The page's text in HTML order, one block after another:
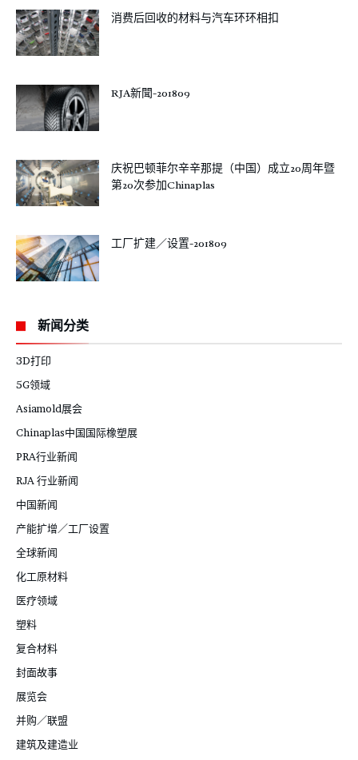
消费后回收的材料与汽车环环相扣
RJA新聞-201809
庆祝巴顿菲尔辛辛那提（中国）成立20周年暨
第20次参加Chinaplas
工厂扩建／设置-201809
新闻分类
3D打印
5G领域
Asiamold展会
Chinaplas中国国际橡塑展
PRA行业新闻
RJA 行业新闻
中国新闻
产能扩增／工厂设置
全球新闻
化工原材料
医疗领域
塑料
复合材料
封面故事
展览会
并购／联盟
建筑及建造业